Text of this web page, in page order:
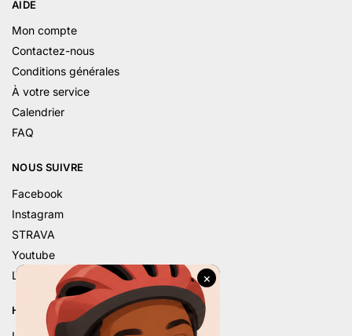
AIDE
Mon compte
Contactez-nous
Conditions générales
À votre service
Calendrier
FAQ
NOUS SUIVRE
Facebook
Instagram
STRAVA
Youtube
Linkedin
HORAIRE D’ÉTÉ